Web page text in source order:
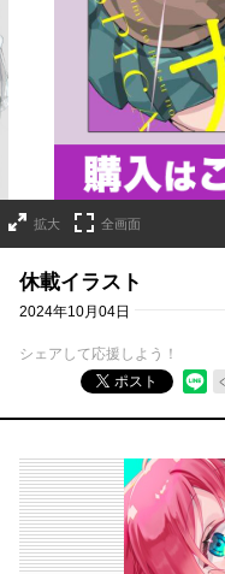
詳細ページへのリンク
拡大 全画面
休載イラスト
2024年10月04日
シェアして応援しよう！
ポスト